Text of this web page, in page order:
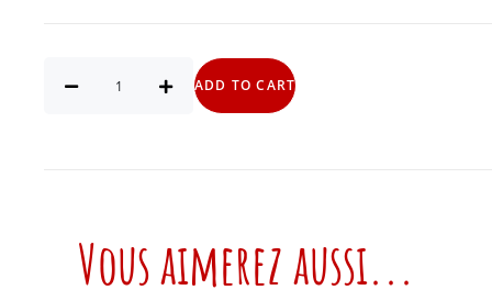
ADD TO CART
Vous aimerez aussi...